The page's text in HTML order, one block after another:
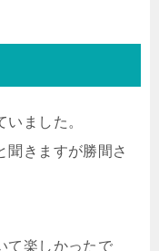
ました。
聞きますが勝間さ
て楽しかったで